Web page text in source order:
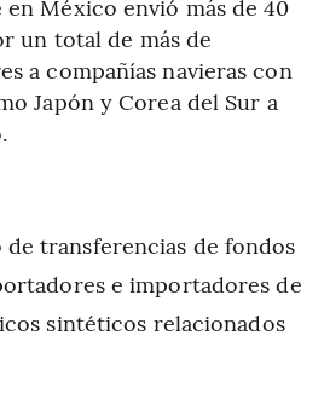
en México envió más de 40
un total de más de
a compañías navieras con
Japón y Corea del Sur a
transferencias de fondos
e importadores de
sintéticos relacionados